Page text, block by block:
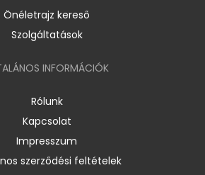
Önéletrajz kereső
Szolgáltatások
INFORMÁCIÓK
Rólunk
Kapcsolat
Impresszum
szerződési feltételek